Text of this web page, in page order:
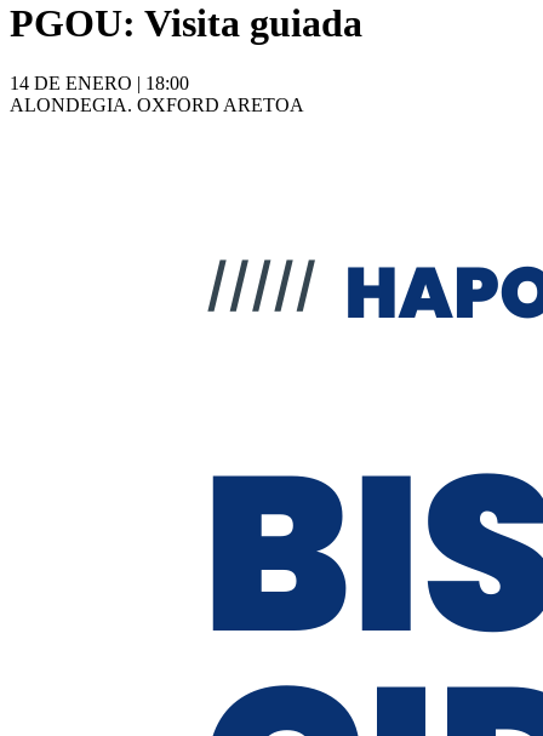
PGOU: Visita guiada
14 DE ENERO | 18:00
ALONDEGIA. OXFORD ARETOA